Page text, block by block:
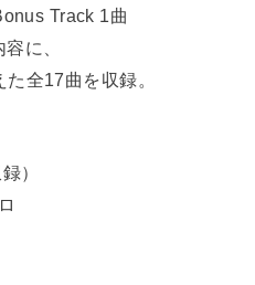
Track 1曲
に、
全17曲を収録。
）